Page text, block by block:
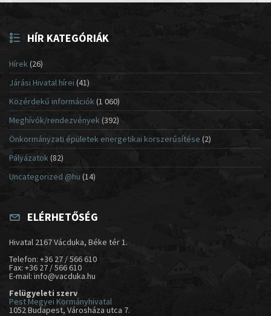
HÍR KATEGÓRIÁK
Hírek(26)
Járási Hivatal hírei (41)
Közérdekű információk(1 060)
Meghívók/rendezvények (392)
Önkormányzati épületek energetikai korszerűsítése (2)
Pályázatok (82)
Uncategorized @hu (14)
ELÉRHETŐSÉG
Hivatal 2167 Vácduka, Béke tér 1.
Telefon: +36 27 / 566 610
Fax: +36 27 / 566 610
E-mail: info@vacduka.hu
Felügyeleti szerv
Pest Megyei Kormányhivatal
1052 Budapest, Városháza utca 7.